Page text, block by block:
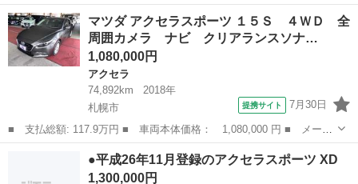
☆ １、勤続年数の短い方や自営業の方 ２、パートを
される主婦の方や派遣社員の方 ３、自己破産等をされた方やローンが
組めない方 ４、他社様で...
北海道 札幌市 アクセラ
マツダ アクセラスポーツ １５Ｓ ４ＷＤ 全
周囲カメラ ナビ クリアランスソナ…
1,080,000円
アクセラ
74,892km
2018年
札幌市
提携サイト 7月30日
■ 支払総額: 117.9万円 ■ 車両本体価格： 1,080,000 円 ■ メーカ
ー名： マツダ ■ 車種名： アクセラスポーツ ■ グレード名：
１５Ｓ ４ＷＤ 全周囲カメラ ナビ クリアランスソナー レーン
アクセラ
●平成26年11月登録のアクセラスポーツ XD
1,300,000円